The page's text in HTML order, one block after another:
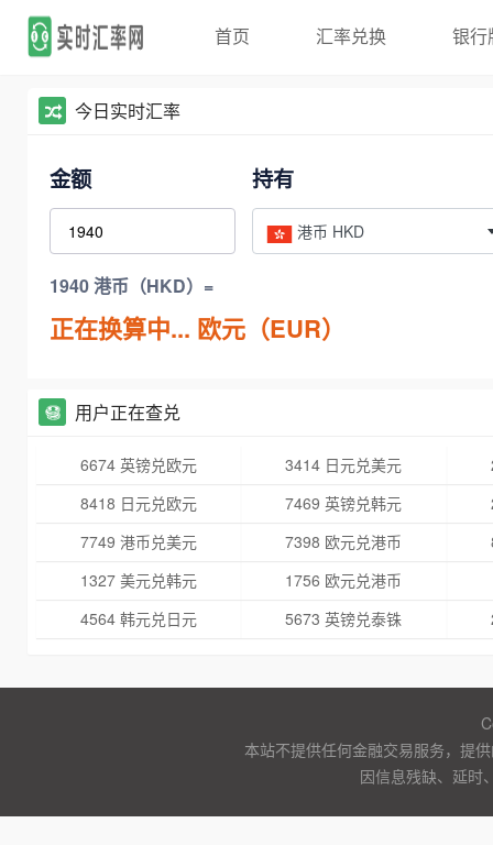
首页 汇率兑换 银行
今日实时汇率
金额 持有
港币 HKD
1940 港币（HKD）=
正在换算中... 欧元（EUR）
用户正在查兑
6674 英镑兑欧元 3414 日元兑美元
8418 日元兑欧元
7469 英镑兑韩元
7749 港币兑美元
7398 欧元兑港币
1327 美元兑韩元
1756 欧元兑港币
4564 韩元兑日元
5673 英镑兑泰铢
本站不提供任何金融交易服务，提
因信息残缺、延时